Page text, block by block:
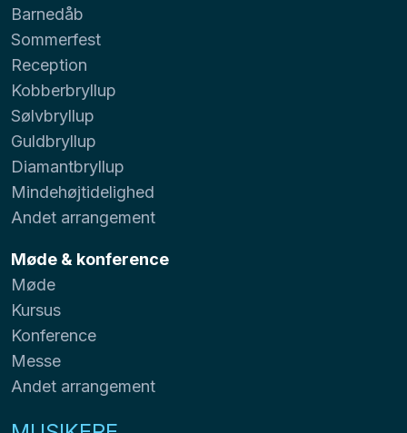
Barnedåb
Sommerfest
Reception
Kobberbryllup
Sølvbryllup
Guldbryllup
Diamantbryllup
Mindehøjtidelighed
Andet arrangement
Møde & konference
Møde
Kursus
Konference
Messe
Andet arrangement